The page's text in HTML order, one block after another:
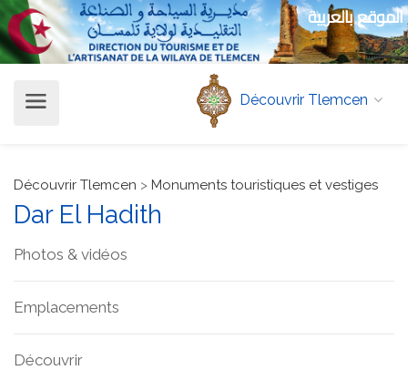
الموقع بالعربية
Découvrir Tlemcen
Découvrir Tlemcen > Monuments touristiques et vestiges
Dar El Hadith
Photos & vidéos
Emplacements
Découvrir